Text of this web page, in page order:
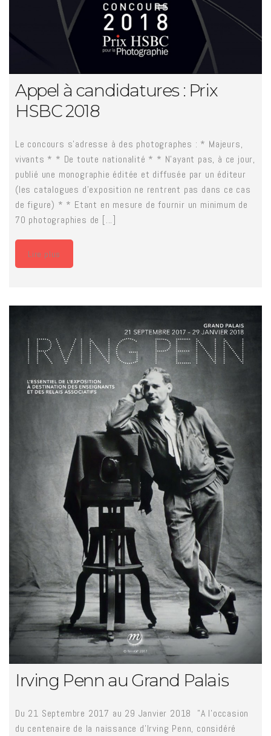
Appel à candidatures : Prix
HSBC 2018
Le concours s’adresse à des photographes : * Majeurs,
vivants * * De toute nationalité * * N’ayant pas, à ce jour,
publié une monographie éditée et diffusée par un éditeur
(les catalogues d'exposition ne rentrent pas dans ce cas
de figure) * * Etant en mesure de fournir un minimum de
70 photographies de [...]
Lire plus
Irving Penn au Grand Palais
Du 21 Septembre 2017 au 29 Janvier 2018 "A l’occasion
du centenaire de la naissance d’Irving Penn, considéré